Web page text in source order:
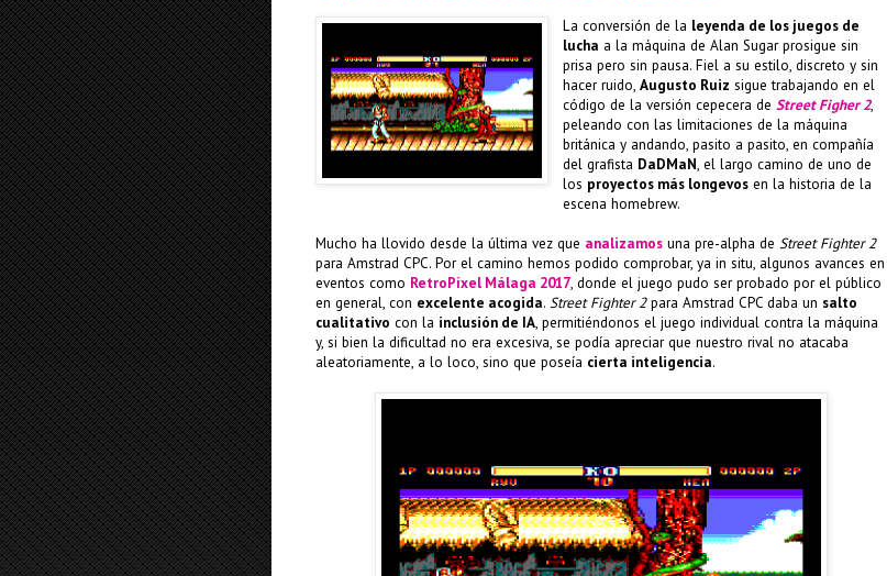
La conversión de la leyenda de los juegos de
lucha a la máquina de Alan Sugar prosigue sin
prisa pero sin pausa. Fiel a su estilo, discreto y sin
hacer ruido,Augusto Ruiz sigue trabajando en el
código de la versión cepecera deStreet Figher 2,
peleando con las limitaciones de la máquina
británica y andando, pasito a pasito, en compañía
del grafista DaDMaN, el largo camino de uno de
los proyectos más longevos en la historia de la
escena homebrew.
Mucho ha llovido desde la última vez que analizamos una pre-alpha de Street Fighter 2
para Amstrad CPC. Por el camino hemos podido comprobar, ya in situ, algunos avances en
eventos como RetroPíxel Málaga 2017, donde el juego pudo ser probado por el público
en general, con excelente acogida. Street Fighter 2para Amstrad CPC daba un salto
cualitativo con la inclusión de IA, permitiéndonos el juego individual contra la máquina
y, si bien la dificultad no era excesiva, se podía apreciar que nuestro rival no atacaba
aleatoriamente, a lo loco, sino que poseía cierta inteligencia.